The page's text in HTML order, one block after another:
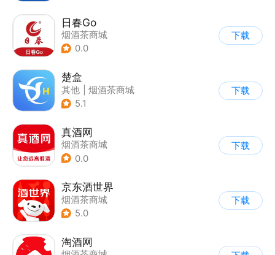
日春Go
烟酒茶商城
0.0
下载
楚盒
其他
烟酒茶商城
5.1
下载
真酒网
烟酒茶商城
0.0
下载
京东酒世界
烟酒茶商城
5.0
下载
淘酒网